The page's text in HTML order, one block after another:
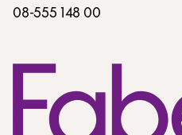
08-555 148 00